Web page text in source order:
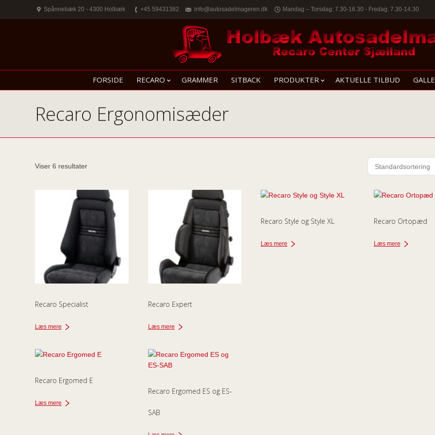
Spånnebæk 20 - 4300 Holbæk +45 59431382 info@autosadelmageren.dk Mandag – Torsdag: 7.30-16.30 - Fredag: 7.30-14.30
FORSIDE RECARO GRAMMER SITBACK PRODUKTER AKTUELLE TILBUD
Recaro Ergonomisæder
Viser 6 resultater
Recaro Specialist
Læs mere
Recaro Expert
Læs mere
Recaro Style og Style XL
Læs mere
Recaro Ortopæd
Læs mere
Recaro Ergomed E
Læs mere
Recaro Ergomed ES og ES-
SAB